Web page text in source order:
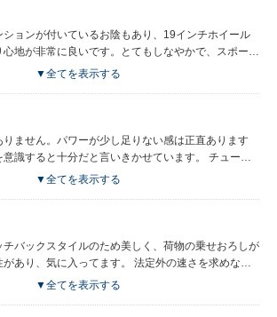
ションが付いているお陰もあり、19インチホイール
地が非常に良いです。とてもしなやかで、スポーツ
き締まった脚になります。 内装に関しては、レザー
だと思いました。 家族で出かける際、居住性はや
以下の子供であれば、後ろに3人乗せられてます。
▼全てを表示する
ません。パワーが少し足りない感は正直あります
識すると十分だと言いきかせています。 チューン
なので上げられると思います。
▼全てを表示する
バックスタイルのため美しく、荷物の乗せおろしが
入ってます。 法定外の速さを求めなけ
る420で十分ではないかと思いました。 燃費も良
▼全てを表示する